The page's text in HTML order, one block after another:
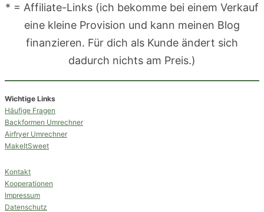
* = Affiliate-Links (ich bekomme bei einem Verkauf
eine kleine Provision und kann meinen Blog
finanzieren. Für dich als Kunde ändert sich
dadurch nichts am Preis.)
Wichtige Links
Häufige Fragen
Backformen Umrechner
Airfryer Umrechner
MakeItSweet
Kontakt
Kooperationen
Impressum
Datenschutz